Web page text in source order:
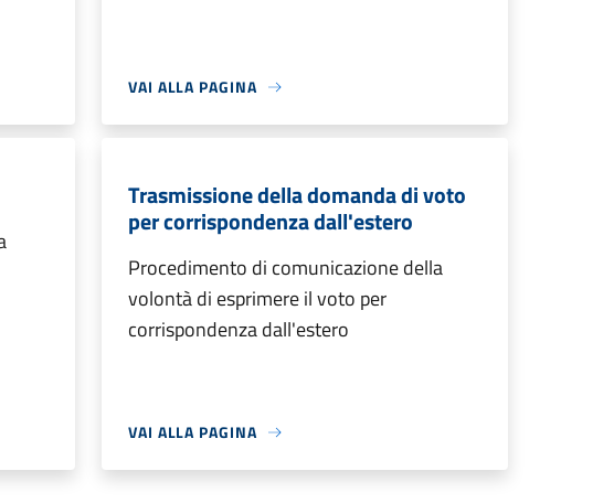
VAI ALLA PAGINA
Trasmissione della domanda di voto
per corrispondenza dall'estero
Procedimento di comunicazione della
volontà di esprimere il voto per
corrispondenza dall'estero
VAI ALLA PAGINA